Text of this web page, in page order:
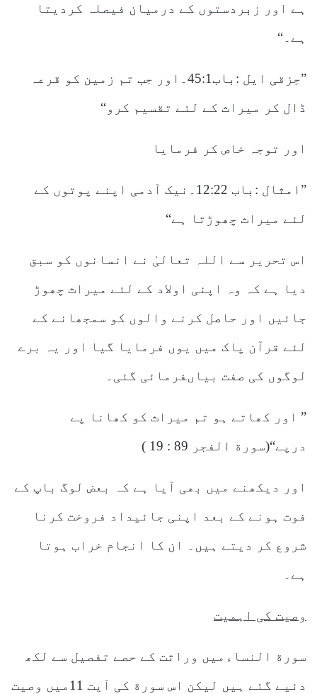
ہے اور زبردستوں کے درمیان فیصلہ کردیتا
ہے۔“
”حِزقی ایل :باب45:1۔اور جب تم زمین کو قرعہ
ڈال کر میراث کے لئے تقسیم کرو“
اور توجہ خاص کر فرمایا
”امثال :باب 12:22۔نیک آدمی اپنے پوتوں کے
لئے میراث چھوڑتا ہے“
اس تحریر سے اللہ تعالیٰ نے انسانوں کو سبق
دیا ہے کہ وہ اپنی اولاد کے لئے میراث چھوڑ
جائیں اور حاصل کرنے والوں کو سمجھانے کے
لئے قرآن پاک میں یوں فرمایا گیا اور یہ برے
لوگوں کی صفت بیاںفرمائی گئی۔
” اور کھاتے ہو تم میراث کو کھانا پے
درپے“(سورة الفجر 89 : 19 )
اور دیکھنے میں بھی آیا ہے کہ بعض لوگ باپ کے
فوت ہونے کے بعد اپنی جائیداد فروخت کرنا
شروع کر دیتے ہیں۔ ان کا انجام خراب ہوتا
ہے۔
وصیت کی اہمیت
سورة النساءمیں وراثت کے حصے تفصیل سے لکھ
دئیے گئے ہیں لیکن اس سورة کی آیت 11میں وصیت